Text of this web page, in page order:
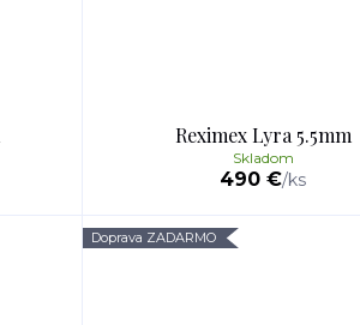
Reximex Lyra 5.5mm
490 €/ks
Skladom
Doprava ZADARMO